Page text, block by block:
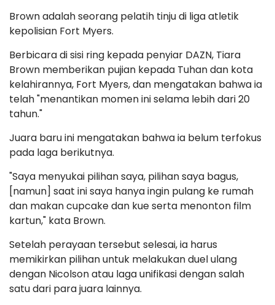
Brown adalah seorang pelatih tinju di liga atletik
kepolisian Fort Myers.
Berbicara di sisi ring kepada penyiar DAZN, Tiara
Brown memberikan pujian kepada Tuhan dan kota
kelahirannya, Fort Myers, dan mengatakan bahwa ia
telah "menantikan momen ini selama lebih dari 20
tahun."
Juara baru ini mengatakan bahwa ia belum terfokus
pada laga berikutnya.
"Saya menyukai pilihan saya, pilihan saya bagus,
[namun] saat ini saya hanya ingin pulang ke rumah
dan makan cupcake dan kue serta menonton film
kartun," kata Brown.
Setelah perayaan tersebut selesai, ia harus
memikirkan pilihan untuk melakukan duel ulang
dengan Nicolson atau laga unifikasi dengan salah
satu dari para juara lainnya.